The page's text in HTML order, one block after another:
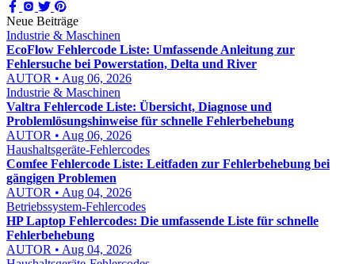
Neue Beiträge
Industrie & Maschinen
EcoFlow Fehlercode Liste: Umfassende Anleitung zur
Fehlersuche bei Powerstation, Delta und River
AUTOR • Aug 06, 2026
Industrie & Maschinen
Valtra Fehlercode Liste: Übersicht, Diagnose und
Problemlösungshinweise für schnelle Fehlerbehebung
AUTOR • Aug 06, 2026
Haushaltsgeräte-Fehlercodes
Comfee Fehlercode Liste: Leitfaden zur Fehlerbehebung bei
gängigen Problemen
AUTOR • Aug 04, 2026
Betriebssystem-Fehlercodes
HP Laptop Fehlercodes: Die umfassende Liste für schnelle
Fehlerbehebung
AUTOR • Aug 04, 2026